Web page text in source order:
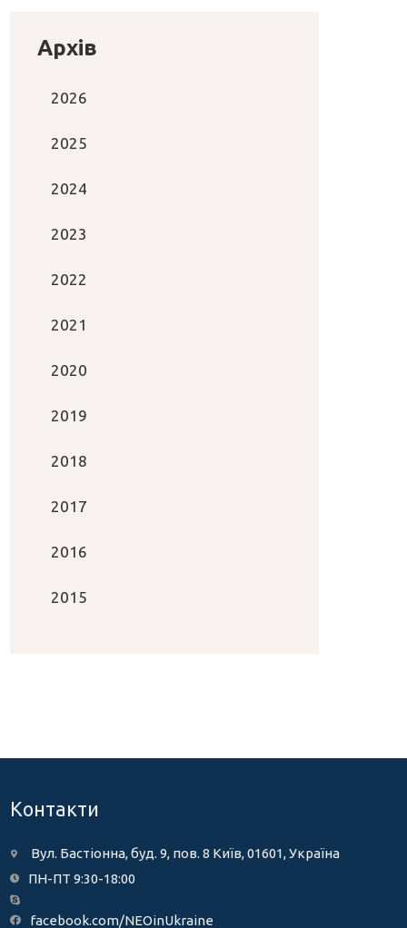
Архів
2026
2025
2024
2023
2022
2021
2020
2019
2018
2017
2016
2015
Контакти
Вул. Бастіонна, буд. 9, пов. 8 Київ, 01601, Україна
ПН-ПТ 9:30-18:00
facebook.com/NEOinUkraine